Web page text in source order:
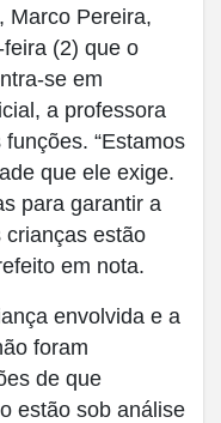
Marco Pereira,
(2) que o
se em
a professora
“Estamos
que ele exige.
para garantir a
crianças estão
em nota.
envolvida e a
foram
de que
estão sob análise